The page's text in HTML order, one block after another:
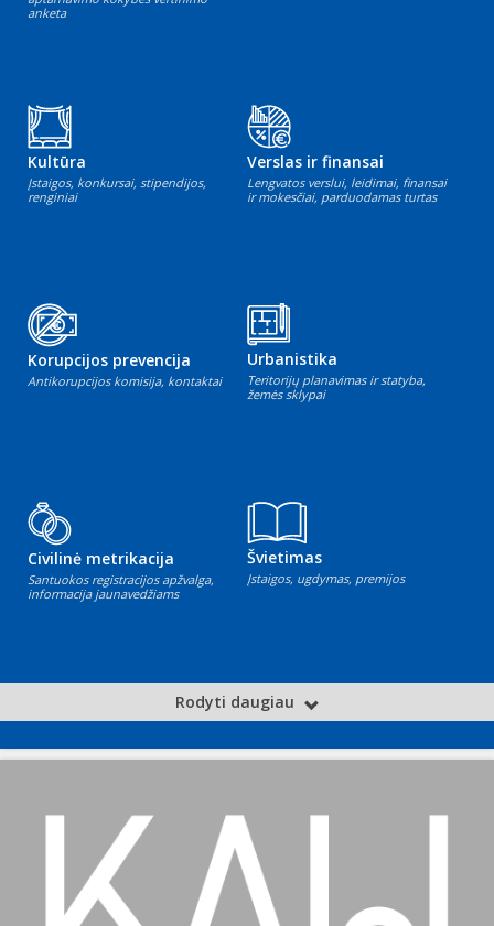
anketa
Kultūra
Įstaigos, konkursai, stipendijos,
renginiai
Verslas ir finansai
Lengvatos verslui, leidimai, finansai
ir mokesčiai, parduodamas turtas
Korupcijos prevencija
Antikorupcijos komisija, kontaktai
Urbanistika
Teritorijų planavimas ir statyba,
žemės sklypai
Civilinė metrikacija
Santuokos registracijos apžvalga,
informacija jaunavedžiams
Švietimas
Įstaigos, ugdymas, premijos
Rodyti daugiau